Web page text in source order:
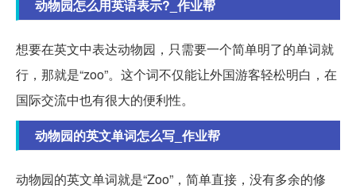
动物园怎么用英语表示?_作业帮
想要在英文中表达动物园，只需要一个简单明了的单词就
行，那就是“zoo”。这个词不仅能让外国游客轻松明白，在
国际交流中也有很大的便利性。
动物园的英文单词怎么写_作业帮
动物园的英文单词就是“Zoo”，简单直接，没有多余的修